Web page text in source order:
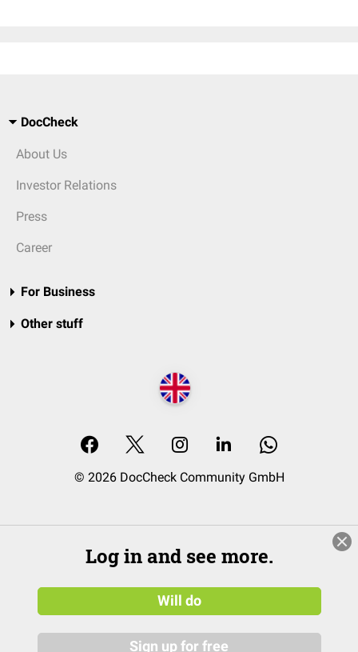
DocCheck
About Us
Investor Relations
Press
Career
For Business
Other stuff
© 2026 DocCheck Community GmbH
Log in and see more.
Will do
Sign up for free